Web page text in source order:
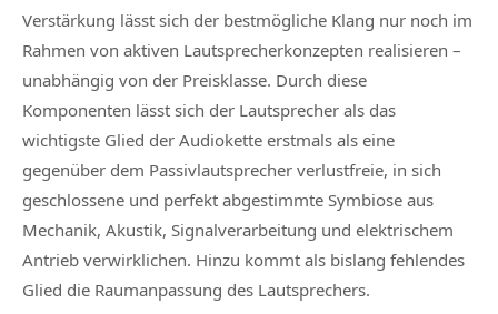
Verstärkung lässt sich der bestmögliche Klang nur noch im
Rahmen von aktiven Lautsprecherkonzepten realisieren –
unabhängig von der Preisklasse. Durch diese
Komponenten lässt sich der Lautsprecher als das
wichtigste Glied der Audiokette erstmals als eine
gegenüber dem Passivlautsprecher verlustfreie, in sich
geschlossene und perfekt abgestimmte Symbiose aus
Mechanik, Akustik, Signalverarbeitung und elektrischem
Antrieb verwirklichen. Hinzu kommt als bislang fehlendes
Glied die Raumanpassung des Lautsprechers.